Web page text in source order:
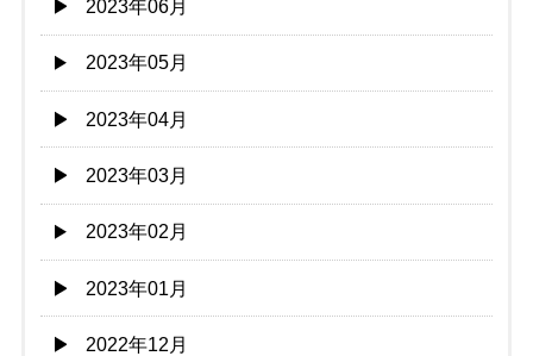
2023年06月
2023年05月
2023年04月
2023年03月
2023年02月
2023年01月
2022年12月